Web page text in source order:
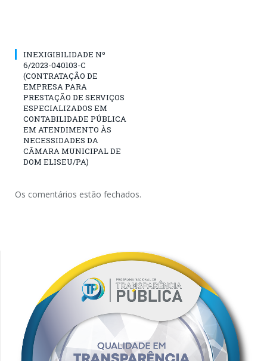
INEXIGIBILIDADE Nº
6/2023-040103-C
(CONTRATAÇÃO DE
EMPRESA PARA
PRESTAÇÃO DE SERVIÇOS
ESPECIALIZADOS EM
CONTABILIDADE PÚBLICA
EM ATENDIMENTO ÀS
NECESSIDADES DA
CÂMARA MUNICIPAL DE
DOM ELISEU/PA)
Os comentários estão fechados.